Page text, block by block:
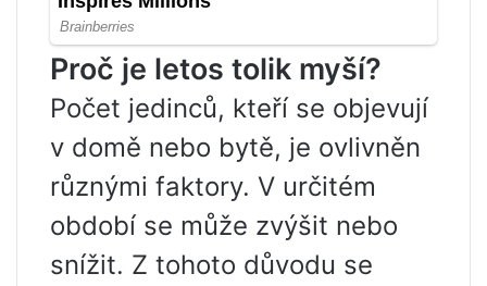
Proč je letos tolik myší?
Počet jedinců, kteří se objevují
v domě nebo bytě, je ovlivněn
různými faktory. V určitém
období se může zvýšit nebo
snížit. Z tohoto důvodu se